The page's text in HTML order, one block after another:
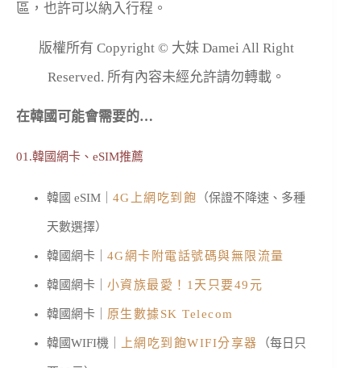
區，也許可以納入行程。
版權所有 Copyright © 大妹 Damei All Right
Reserved. 所有內容未經允許請勿轉載。
在韓國可能會需要的…
01.韓國網卡、eSIM推薦
韓國 eSIM｜ 4G上網吃到飽 （保證不降速、多種
天數選擇）
韓國網卡｜ 4G網卡附電話號碼與無限流量
韓國網卡｜ 小資族最愛！1天只要49元
韓國網卡｜ 原生數據SK Telecom
韓國WIFI機｜ 上網吃到飽WIFI分享器 （每日只